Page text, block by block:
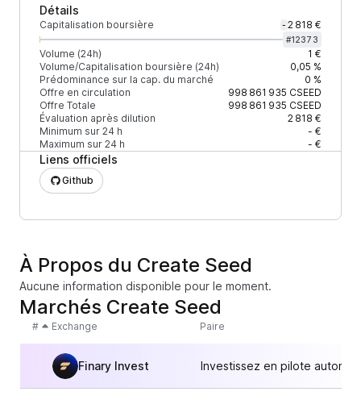
Détails
Capitalisation boursière - 2 818 €
#12373
Volume (24h)
1 €
Volume/Capitalisation boursière (24h)
0,05 %
Prédominance sur la cap. du marché
0 %
Offre en circulation
998 861 935 CSEED
Offre Totale
998 861 935 CSEED
Évaluation après dilution
2 818 €
Minimum sur 24 h
- €
Maximum sur 24 h
- €
Liens officiels
Github
À Propos du Create Seed
Aucune information disponible pour le moment.
Marchés Create Seed
# Exchange Paire
Finary Invest Investissez en pilote